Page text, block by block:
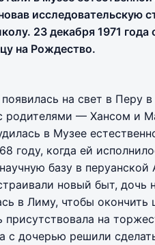
исследовательскую
23 декабря 1971
на Рождество.
на свет в Перу
родителями — Хансом и
в Музее
году, когда ей
базу в
новый быт, дочь
в Лиму, чтобы
присутствовала на
с дочерью решили